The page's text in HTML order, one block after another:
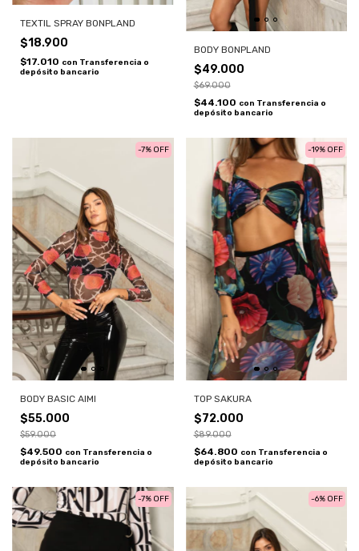
TEXTIL SPRAY BONPLAND
$18.900
$17.010 con Transferencia o
depósito bancario
BODY BONPLAND
$49.000
$69.000
$44.100 con Transferencia o
depósito bancario
BODY BASIC AIMI
$55.000
-7% OFF
$59.000
$49.500 con Transferencia o
depósito bancario
TOP SAKURA
$72.000
-19% OFF
$89.000
$64.800 con Transferencia o
depósito bancario
-7% OFF -6% OFF